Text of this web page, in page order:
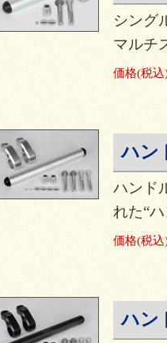
シング
マルチ
価格(税込
ハン
ハンド
れた“
価格(税込
ハン